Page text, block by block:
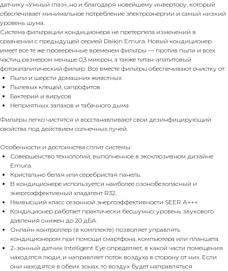
датчику «Умный глаз», но и благодаря новейшему инвертору, который
обеспечивает минимальное потребление электроэнергии и самый низкий
уровень шума.
Система фильтрации кондиционера не претерпела изменений в
сравнении с предыдущей серией Daikin Emura. Новый кондиционер
имеет все те же проверенные временем фильтры — против пыли и всех
частиц размером меньше 0,3 микрон, а также титан-апатитовый
фотокаталитический фильтр. Все вместе фильтры обеспечивают очистку от:
Пыли и шерсти домашних животных
Пылевых клещей, сапрофитов
Бактерий и вирусов
Неприятных запахов и табачного дыма
Фильтры легко чистятся и восстанавливают свои дезинфицирующий
свойства под действием солнечных лучей.
Особенности и достоинства сплит системы:
Совершенство технологий, выполненное в эксклюзивном дизайне
Emura.
Кристально белая или серебристая панель.
В кондиционере используется наиболее озонобезопасный и
энергоэффективный хладагент R32.
Наивысший класс сезонной энергоэффективности SEER А+++.
Кондиционер работает практически бесшумно: уровень звукового
давления снижен до 20 дБА.
Онлайн контроллер (в комплекте) позволяет управлять
кондиционером при помощи смартфона, компьютера или планшета.
2-зонный датчик Intelligent Eye определяет, в какой части помещения
находятся люди, и направляет поток воздуха в сторону от них. Если
они находятся в обеих зонах, то воздух будет направляться